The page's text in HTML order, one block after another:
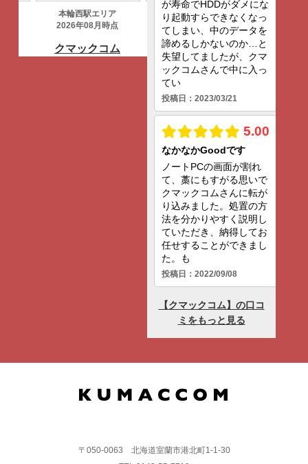
〒050-0063 北海道室蘭市港北町1-1-30